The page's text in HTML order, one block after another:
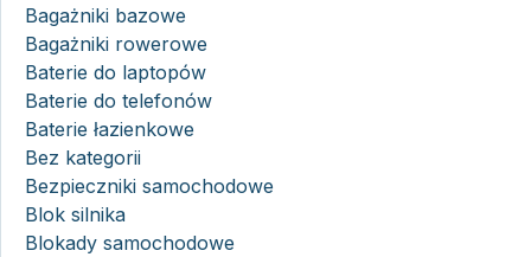
Bagażniki bazowe
Bagażniki rowerowe
Baterie do laptopów
Baterie do telefonów
Baterie łazienkowe
Bez kategorii
Bezpieczniki samochodowe
Blok silnika
Blokady samochodowe